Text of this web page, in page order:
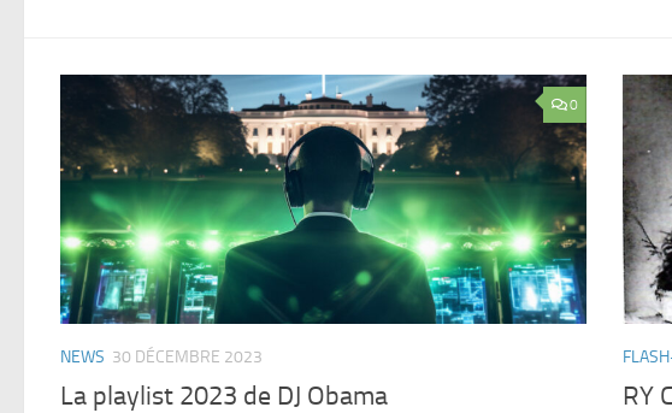
0
NEWS 30 DÉCEMBRE 2023
La playlist 2023 de DJ Obama RY